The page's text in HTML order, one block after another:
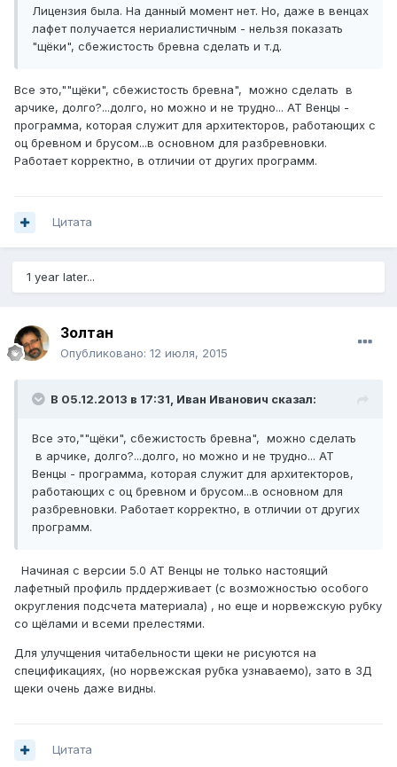
Лицензия была. На данный момент нет. Но, даже в венцах
лафет получается нериалистичным - нельзя показать
"щёки", сбежистость бревна сделать и т.д.
Все это,""щёки", сбежистость бревна", можно сделать в
арчике, долго?...долго, но можно и не трудно... АТ Венцы -
программа, которая служит для архитекторов, работающих с
оц бревном и брусом...в основном для разбревновки.
Работает корректно, в отличии от других программ.
Цитата
1 year later...
Золтан
Опубликовано: 12 июля, 2015
В 05.12.2013 в 17:31, Иван Иванович сказал:
Все это,""щёки", сбежистость бревна", можно сделать
в арчике, долго?...долго, но можно и не трудно... АТ
Венцы - программа, которая служит для архитекторов,
работающих с оц бревном и брусом...в основном для
разбревновки. Работает корректно, в отличии от других
программ.
Начиная с версии 5.0 АТ Венцы не только настоящий
лафетный профиль прддерживает (с возможностью особого
округления подсчета материала) , но еще и норвежскую рубку
со щёлами и всеми прелестями.
Для улучщения читабельности щеки не рисуются на
спецификациях, (но норвежская рубка узнаваемо), зато в 3Д
щеки очень даже видны.
Цитата